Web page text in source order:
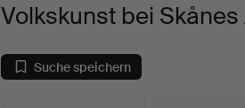
Volkskunst bei
Suche speichern